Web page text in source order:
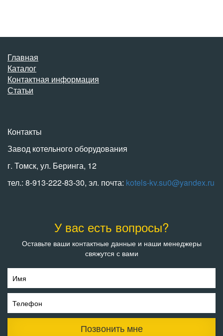
Главная
Каталог
Контактная информация
Статьи
Контакты
Завод котельного оборудования
г. Томск, ул. Беринга, 12
тел.: 8-913-222-83-30, эл. почта: kotels-kv.su0@yandex.ru
У вас есть вопросы?
Оставьте ваши контактные данные и наши менеджеры
свяжутся с вами
Имя
Телефон
Позвонить мне